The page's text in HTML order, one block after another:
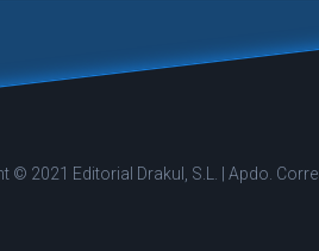
© 2021 Editorial Drakul, S.L. | Apdo.